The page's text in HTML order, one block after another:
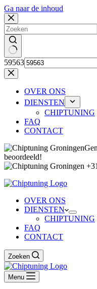
Ga naar de inhoud
Geen
resultaten
59563
OVER ONS
DIENSTEN
CHIPTUNING
FAQ
CONTACT
OVER ONS
DIENSTEN
CHIPTUNING
FAQ
CONTACT
Zoeken
Menu